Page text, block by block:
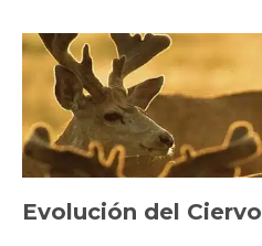
Evolución del Ciervo